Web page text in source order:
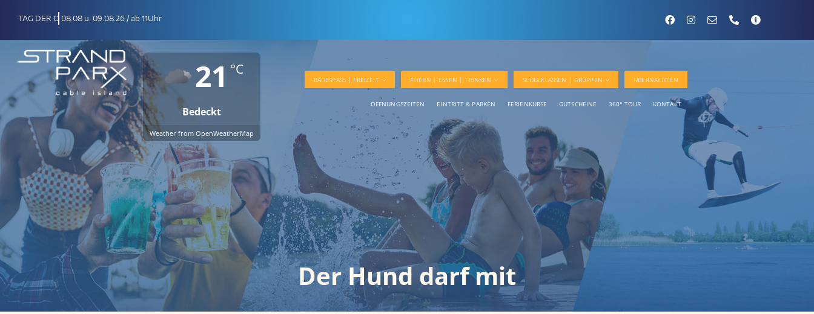
Inhalt
springen
08.08 u. 09.08.26 / ab 11Uhr
21 °C
Bedeckt
Weather from OpenWeatherMap
BADESPASS | FREIZEIT FEIERN | ESSEN | TRINKEN SCHULKLASSEN | GRUPPEN ÜBERNACHTEN
ÖFFNUNGSZEITEN EINTRITT & PARKEN FERIENKURSE GUTSCHEINE 360° TOUR KONTAKT
Der Hund darf mit